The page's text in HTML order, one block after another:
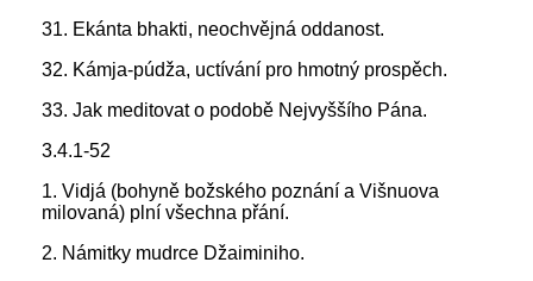
31. Ekánta bhakti, neochvějná oddanost.
32. Kámja-púdža, uctívání pro hmotný prospěch.
33. Jak meditovat o podobě Nejvyššího Pána.
3.4.1-52
1. Vidjá (bohyně božského poznání a Višnuova
milovaná) plní všechna přání.
2. Námitky mudrce Džaiminiho.